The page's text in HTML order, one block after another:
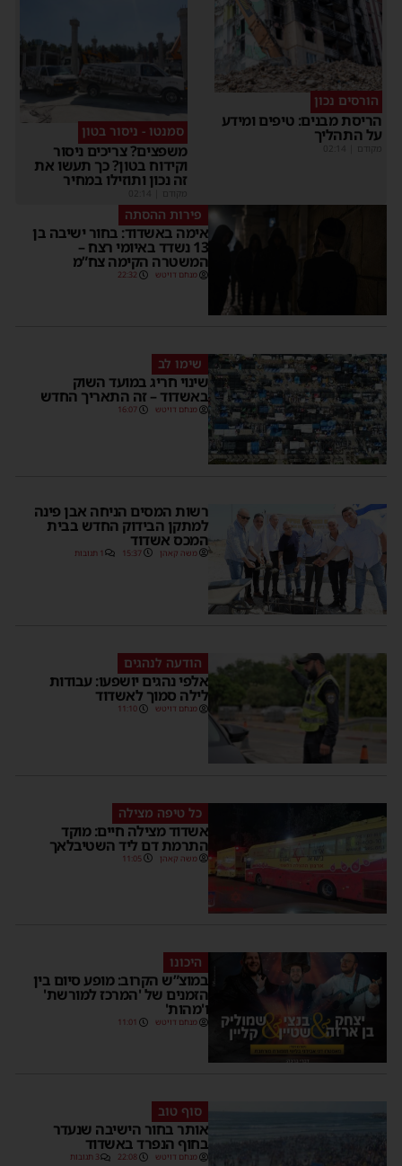
הורסים נכון
הריסת מבנים: טיפים ומידע
על התהליך
מקודם
סמנטו - ניסור בטון
משפצים? צריכים ניסור
וקידוח בטון? כך תעשו את
זה נכון ותוזילו במחיר
מקודם
פירות ההסתה
אימה באשדוד: בחור ישיבה בן
13 נשדד באיומי רצח –
המשטרה הקימה צח”מ
מנחם דויטש 22:32
שימו לב
שינוי חריג במועד השוק
באשדוד – זה התאריך החדש
מנחם דויטש 16:07
רשות המסים הניחה אבן פינה
למתקן הבידוק החדש בבית
המכס אשדוד
משה קאהן 15:37 1 תגובות
הודעה לנהגים
אלפי נהגים יושפעו: עבודות
לילה סמוך לאשדוד
מנחם דויטש 11:10
כל טיפה מצילה
אשדוד מצילה חיים: מוקד
התרמת דם ליד השטיבלאך
משה קאהן 11:05
היכונו
במוצ”ש הקרוב: מופע סיום בין
הזמנים של 'המרכז למורשת'
ו'מהות'
מנחם דויטש 11:01
סוף טוב
אותר בחור הישיבה שנעדר
בחוף הנפרד באשדוד
מנחם דויטש 22:08 3 תגובות